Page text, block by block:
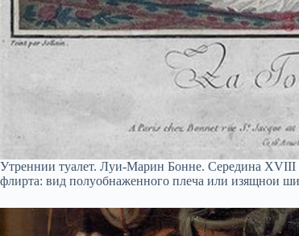
Утреннии туалет. Луи-Марин Бонне. Середина XVIII
флирта: вид полуобнаженного плеча или изящнои